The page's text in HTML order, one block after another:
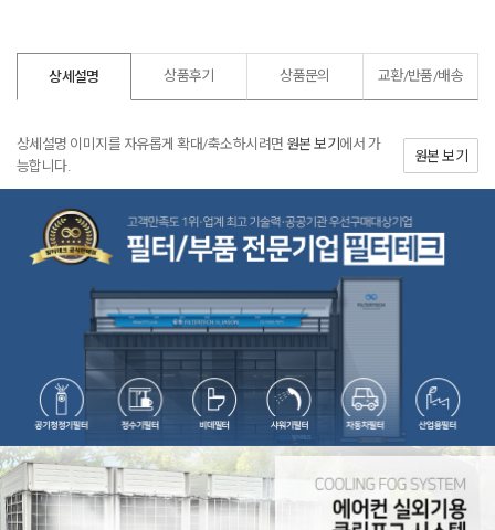
상세설명 상품후기 상품문의 교환/반품/배송
상세설명 이미지를 자유롭게 확대/축소하시려면 원본 보기 에서 가
능합니다.
원본 보기